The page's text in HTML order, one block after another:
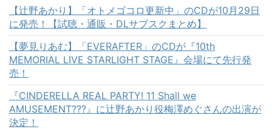
【辻野あかり】「オトメゴコロ更新中」のCDが10月29日
に発売！【試聴・通販・DLサブスクまとめ】
【夢見りあむ】「EVERAFTER」のCDが『10th
MEMORIAL LIVE STARLIGHT STAGE』会場にて先行発
売！
『CINDERELLA REAL PARTY! 11 Shall we
AMUSEMENT???』に辻野あかり役梅澤めぐさんの出演が
決定！